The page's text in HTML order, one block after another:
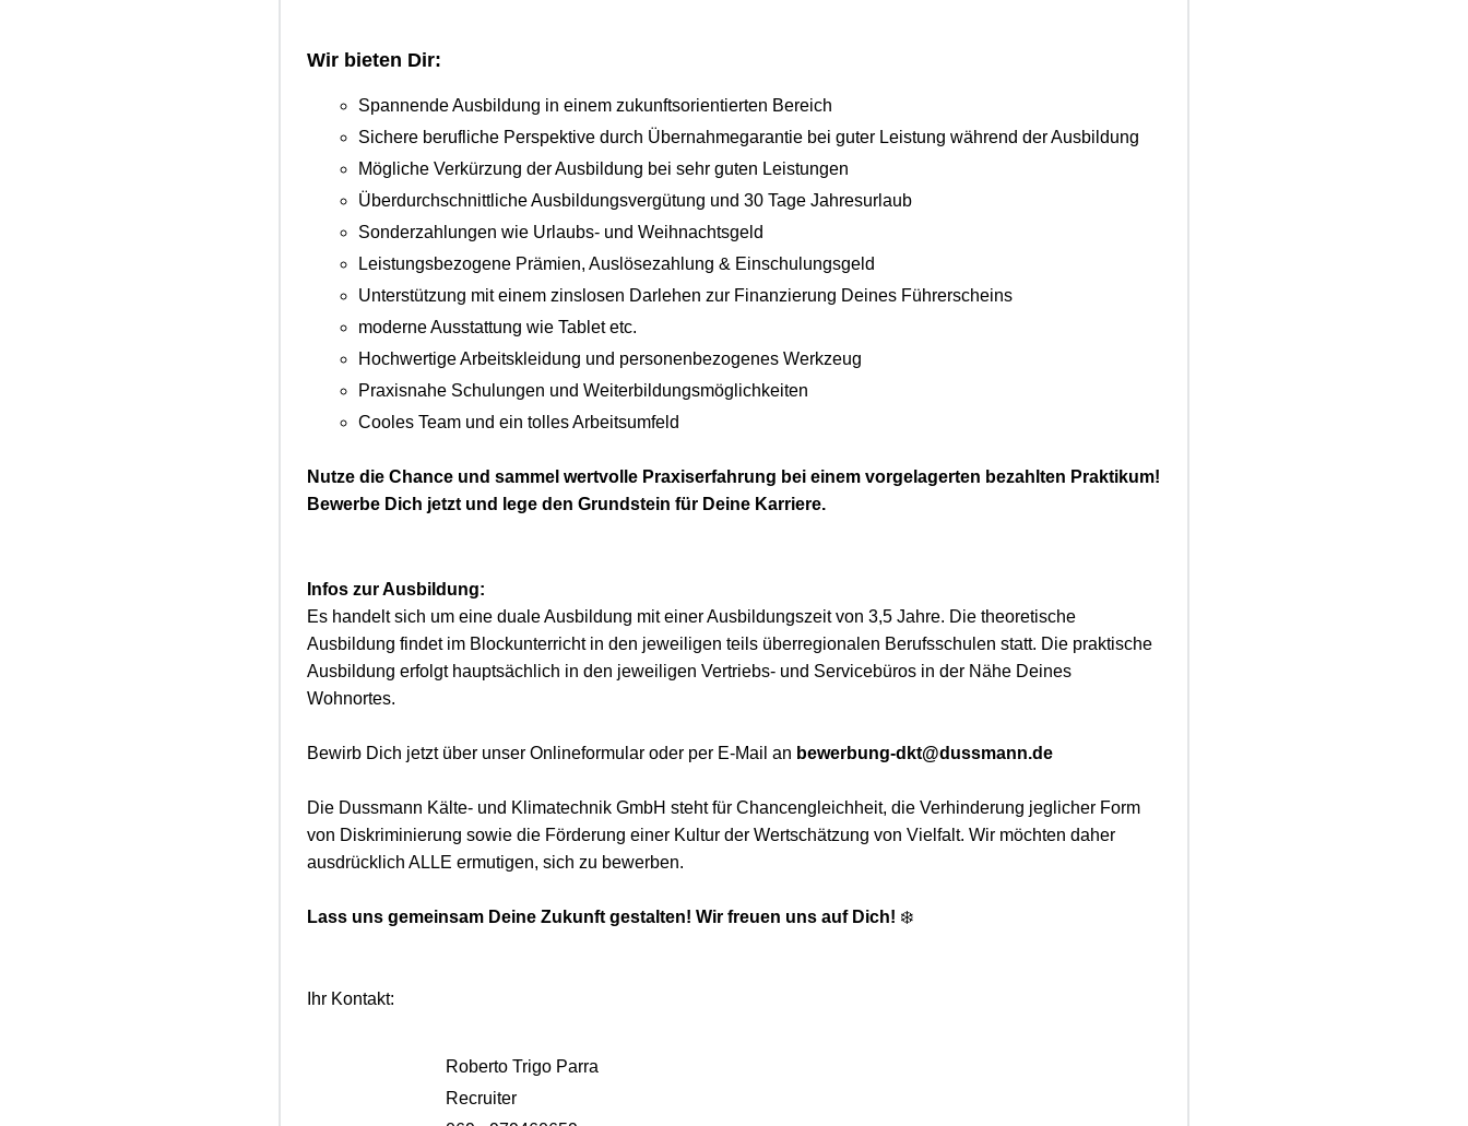
Wir bieten Dir:
Spannende Ausbildung in einem zukunftsorientierten Bereich
Sichere berufliche Perspektive durch Übernahmegarantie bei guter Leistung während der Ausbildung
Mögliche Verkürzung der Ausbildung bei sehr guten Leistungen
Überdurchschnittliche Ausbildungsvergütung und 30 Tage Jahresurlaub
Sonderzahlungen wie Urlaubs- und Weihnachtsgeld
Leistungsbezogene Prämien, Auslösezahlung & Einschulungsgeld
Unterstützung mit einem zinslosen Darlehen zur Finanzierung Deines Führerscheins
moderne Ausstattung wie Tablet etc.
Hochwertige Arbeitskleidung und personenbezogenes Werkzeug
Praxisnahe Schulungen und Weiterbildungsmöglichkeiten
Cooles Team und ein tolles Arbeitsumfeld
Nutze die Chance und sammel wertvolle Praxiserfahrung bei einem vorgelagerten bezahlten Praktikum!
Bewerbe Dich jetzt und lege den Grundstein für Deine Karriere.
Infos zur Ausbildung:
Es handelt sich um eine duale Ausbildung mit einer Ausbildungszeit von 3,5 Jahre. Die theoretische
Ausbildung findet im Blockunterricht in den jeweiligen teils überregionalen Berufsschulen statt. Die praktische
Ausbildung erfolgt hauptsächlich in den jeweiligen Vertriebs- und Servicebüros in der Nähe Deines
Wohnortes.
Bewirb Dich jetzt über unser Onlineformular oder per E-Mail an bewerbung-dkt@dussmann.de
Die Dussmann Kälte- und Klimatechnik GmbH steht für Chancengleichheit, die Verhinderung jeglicher Form
von Diskriminierung sowie die Förderung einer Kultur der Wertschätzung von Vielfalt. Wir möchten daher
ausdrücklich ALLE ermutigen, sich zu bewerben.
Lass uns gemeinsam Deine Zukunft gestalten! Wir freuen uns auf Dich! ❄️
Ihr Kontakt:
Roberto Trigo Parra
Recruiter